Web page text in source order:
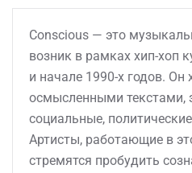
Conscious — это
возник в рамках хип-хоп
и начале 1990-х годов. Он
осмысленными текстами,
социальные,
Артисты, работающие в
стремятся пробудить